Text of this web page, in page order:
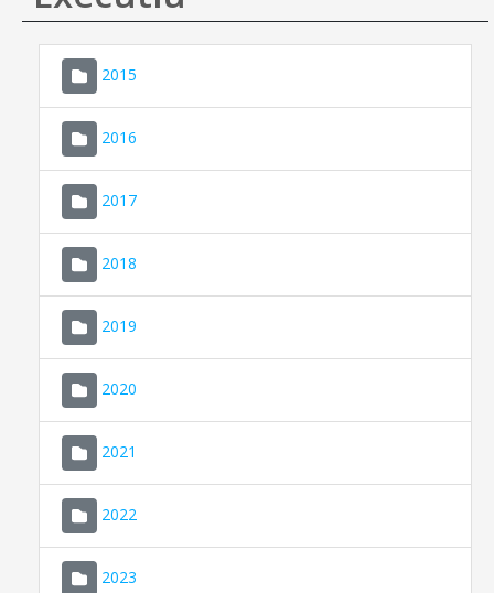
Ajuda
2015
2016
2017
2018
2019
2020
2021
2022
2023